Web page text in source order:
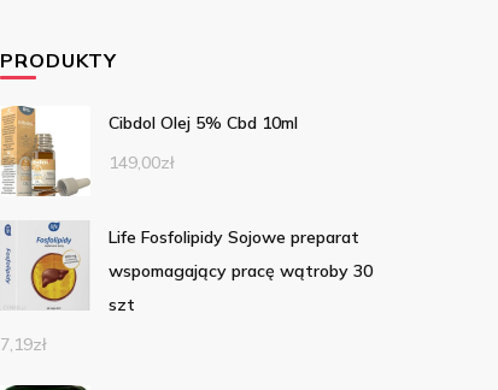
PRODUKTY
Cibdol Olej 5% Cbd 10ml
149,00zł
Life Fosfolipidy Sojowe preparat
wspomagający pracę wątroby 30
szt
7,19zł